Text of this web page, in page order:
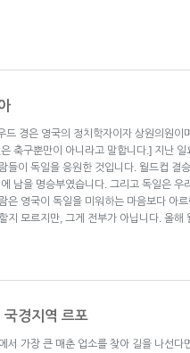
드 경은 영국의 정치학자이자 상원의원이
축구뿐만이 아니라고 말합니다.] 지난 일
들이 독일을 응원한 것입니다. 월드컵 결
남을 명승부였습니다. 그리고 독일은 우
은 영국이 독일을 미워하는 마음보다 아
지 모르지만, 그게 전부가 아닙니다. 올해
국경지역 르포
서 가장 큰 매춘 업소를 찾아 길을 나선다